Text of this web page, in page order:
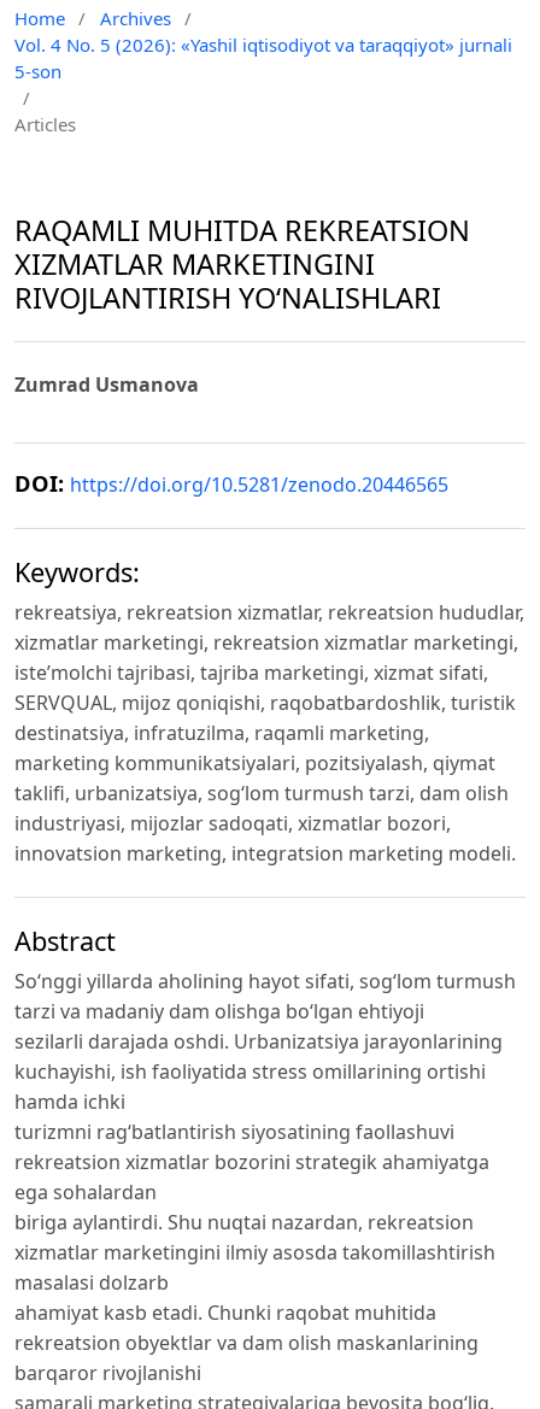
Home / Archives /
Vol. 4 No. 5 (2026): «Yashil iqtisodiyot va taraqqiyot» jurnali
5-son
/
Articles
RAQAMLI MUHITDA REKREATSION
XIZMATLAR MARKETINGINI
RIVOJLANTIRISH YO‘NALISHLARI
Zumrad Usmanova
DOI: https://doi.org/10.5281/zenodo.20446565
Keywords:
rekreatsiya, rekreatsion xizmatlar, rekreatsion hududlar,
xizmatlar marketingi, rekreatsion xizmatlar marketingi,
iste’molchi tajribasi, tajriba marketingi, xizmat sifati,
SERVQUAL, mijoz qoniqishi, raqobatbardoshlik, turistik
destinatsiya, infratuzilma, raqamli marketing,
marketing kommunikatsiyalari, pozitsiyalash, qiymat
taklifi, urbanizatsiya, sog‘lom turmush tarzi, dam olish
industriyasi, mijozlar sadoqati, xizmatlar bozori,
innovatsion marketing, integratsion marketing modeli.
Abstract
So‘nggi yillarda aholining hayot sifati, sog‘lom turmush
tarzi va madaniy dam olishga bo‘lgan ehtiyoji
sezilarli darajada oshdi. Urbanizatsiya jarayonlarining
kuchayishi, ish faoliyatida stress omillarining ortishi
hamda ichki
turizmni rag‘batlantirish siyosatining faollashuvi
rekreatsion xizmatlar bozorini strategik ahamiyatga
ega sohalardan
biriga aylantirdi. Shu nuqtai nazardan, rekreatsion
xizmatlar marketingini ilmiy asosda takomillashtirish
masalasi dolzarb
ahamiyat kasb etadi. Chunki raqobat muhitida
rekreatsion obyektlar va dam olish maskanlarining
barqaror rivojlanishi
samarali marketing strategiyalariga bevosita bog‘liq.